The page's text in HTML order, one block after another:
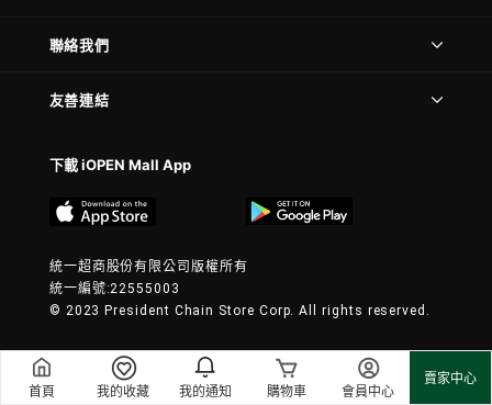
首頁 我的收藏 我的通知 購物車 會員中心
賣家中心
聯絡我們
友善連結
下載 iOPEN Mall App
統一超商股份有限公司版權所有
統一編號:22555003
© 2023 President Chain Store Corp. All rights reserved.